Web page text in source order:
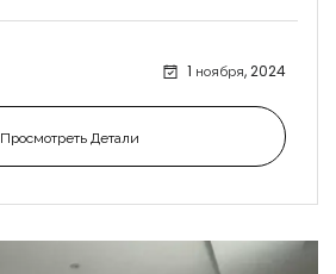
1 ноября, 2024
Просмотреть Детали